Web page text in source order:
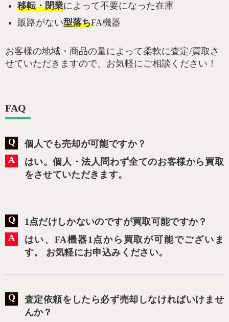
移転・閉業によって不要になった在庫
販路がない型落ちFA機器
お客様の地域・商品の量によって柔軟に査定/買取さ
せていただきますので、お気軽にご相談ください！
FAQ
個人でも売却が可能ですか？
はい。個人・法人問わず全てのお客様から買取
をさせていただきます。
1点だけしかないのですが買取可能ですか？
はい、FA機器1点から買取が可能でございま
す。 お気軽にお申込みください。
査定依頼をしたら必ず売却しなければいけませ
んか？